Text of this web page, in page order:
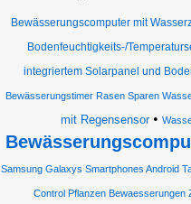
Bewässerungscomputer mit
Bodenfeuchtigkeits-/
integriertem Solarpanel und
Bewässerungstimer Rasen Sparen
mit Regensensor•
Samsung Galaxys Smartphones Android
Control Pflanzen Bewaesserungen